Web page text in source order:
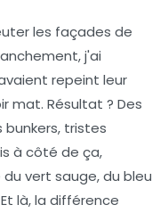
les façades de
j'ai
repeint leur
mat. Résultat ? Des
tristes
à côté de ça,
vert sauge, du bleu
là, la différence